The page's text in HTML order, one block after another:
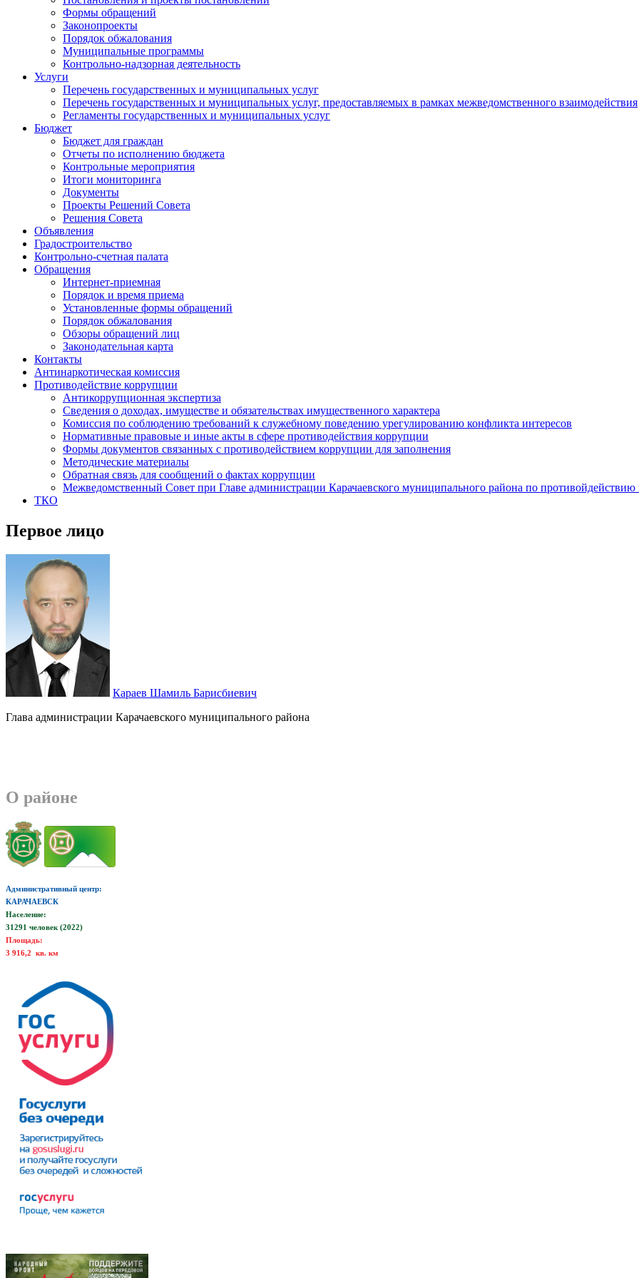
Формы обращений
Законопроекты
Порядок обжалования
Муниципальные программы
Контрольно-надзорная деятельность
Услуги
Перечень государственных и муниципальных услуг
Перечень государственных и муниципальных услуг, предоставляемых в рамках межведомственного взаимодействия
Регламенты государственных и муниципальных услуг
Бюджет
Бюджет для граждан
Отчеты по исполнению бюджета
Контрольные мероприятия
Итоги мониторинга
Документы
Проекты Решений Совета
Решения Совета
Объявления
Градостроительство
Контрольно-счетная палата
Обращения
Интернет-приемная
Порядок и время приема
Установленные формы обращений
Порядок обжалования
Обзоры обращений лиц
Законодательная карта
Контакты
Антинаркотическая комиссия
Противодействие коррупции
Антикоррупционная экспертиза
Сведения о доходах, имуществе и обязательствах имущественного характера
Комиссия по соблюдению требований к служебному поведению урегулированию конфликта интересов
Нормативные правовые и иные акты в сфере противодействия коррупции
Формы документов связанных с противодействием коррупции для заполнения
Методические материалы
Обратная связь для сообщений о фактах коррупции
Межведомственный Совет при Главе администрации Карачаевского муниципального района по
ТКО
Первое лицо
Караев Шамиль Барисбиевич
Глава администрации Карачаевского муниципального района
О районе
Административный центр:
КАРАЧАЕВСК
Население:
31291 человек (2022)
Площадь:
3 916,2 кв. км